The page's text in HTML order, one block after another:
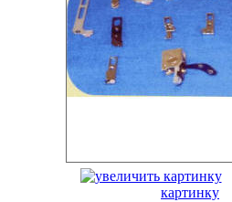
картинку